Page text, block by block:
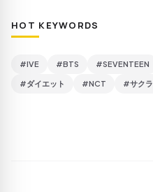
HOT KEYWORDS
#IVE #BTS #SEVENTEEN
#ダイエット #NCT #サクラ